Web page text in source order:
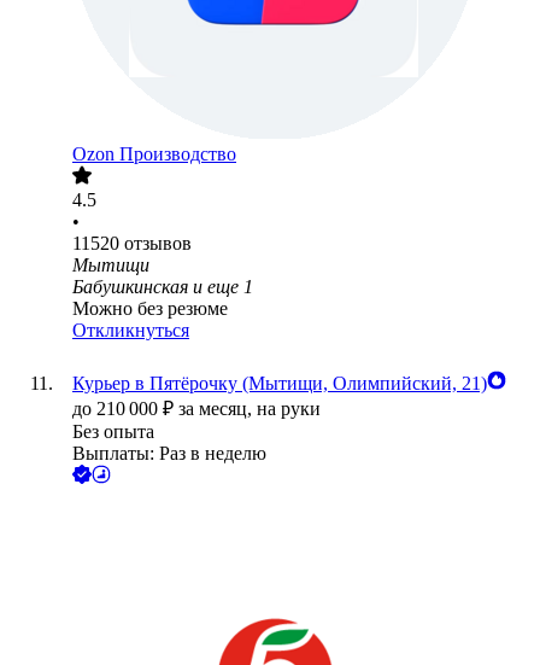
Ozon Производство
4.5
•
11520 отзывов
Мытищи
Бабушкинская и еще 1
Можно без резюме
Откликнуться
Курьер в Пятёрочку (Мытищи, Олимпийский, 21)
до 210 000 ₽ за месяц, на руки
Без опыта
Выплаты: Раз в неделю